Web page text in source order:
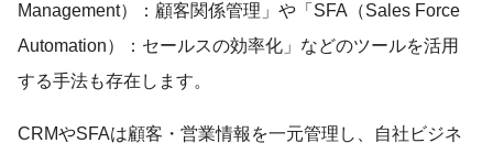
Management）：顧客関係管理」や「SFA（Sales Force
Automation）：セールスの効率化」などのツールを活用
する手法も存在します。
CRMやSFAは顧客・営業情報を一元管理し、自社ビジネ